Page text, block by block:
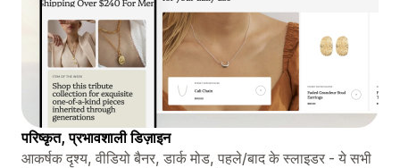
परिष्कृत, प्रभावशाली डिज़ाइन
आकर्षक दृश्य, वीडियो बैनर, डार्क मोड, पहले/बाद के स्लाइडर - ये सभी